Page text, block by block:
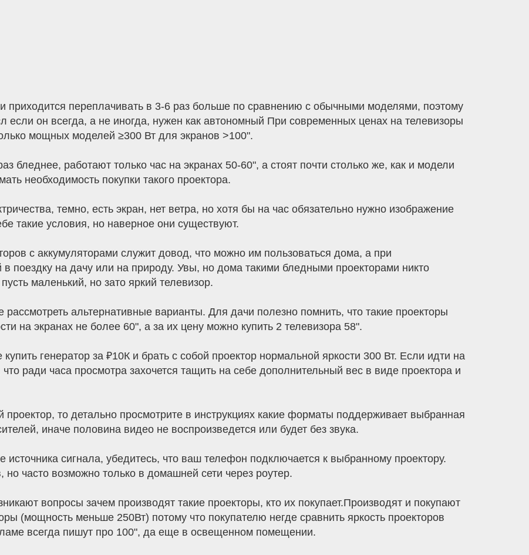
приходится переплачивать в 3-6 раз больше по сравнению с обычными моделями, поэтому
если он всегда, а не иногда, нужен как автономный При современных ценах на телевизоры
мощных моделей ≥300 Вт для экранов >100".
бледнее, работают только час на экранах 50-60", а стоят почти столько же, как и модели
необходимость покупки такого проектора.
темно, есть экран, нет ветра, но хотя бы на час обязательно нужно изображение
такие условия, но наверное они существуют.
с аккумуляторами служит довод, что можно им пользоваться дома, а при
в поездку на дачу или на природу. Увы, но дома такими бледными проекторами никто
маленький, но зато яркий телевизор.
альтернативные варианты. Для дачи полезно помнить, что такие проекторы
на экранах не более 60", а за их цену можно купить 2 телевизора 58".
генератор за ₽10К и брать с собой проектор нормальной яркости 300 Вт. Если идти на
ради часа просмотра захочется тащить на себе дополнительный вес в виде проектора и
проектор, то детально просмотрите в инструкциях какие форматы поддерживает выбранная
иначе половина видео не воспроизведется или будет без звука.
источника сигнала, убедитесь, что ваш телефон подключается к выбранному проектору.
часто возможно только в домашней сети через роутер.
вопросы зачем производят такие проекторы, кто их покупает.Производят и покупают
(мощность меньше 250Вт) потому что покупателю негде сравнить яркость проекторов
всегда пишут про 100", да еще в освещенном помещении.